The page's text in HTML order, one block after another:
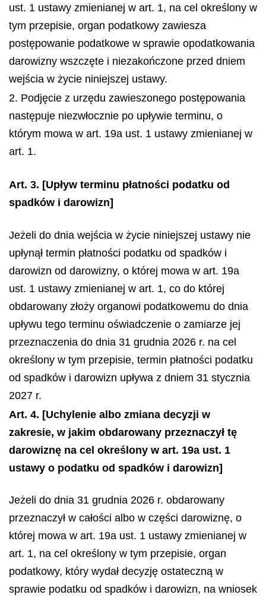
ust. 1 ustawy zmienianej w art. 1, na cel określony w
tym przepisie, organ podatkowy zawiesza
postępowanie podatkowe w sprawie opodatkowania
darowizny wszczęte i niezakończone przed dniem
wejścia w życie niniejszej ustawy.
2. Podjęcie z urzędu zawieszonego postępowania
następuje niezwłocznie po upływie terminu, o
którym mowa w art. 19a ust. 1 ustawy zmienianej w
art. 1.
Art. 3. [Upływ terminu płatności podatku od
spadków i darowizn]
Jeżeli do dnia wejścia w życie niniejszej ustawy nie
upłynął termin płatności podatku od spadków i
darowizn od darowizny, o której mowa w art. 19a
ust. 1 ustawy zmienianej w art. 1, co do której
obdarowany złoży organowi podatkowemu do dnia
upływu tego terminu oświadczenie o zamiarze jej
przeznaczenia do dnia 31 grudnia 2026 r. na cel
określony w tym przepisie, termin płatności podatku
od spadków i darowizn upływa z dniem 31 stycznia
2027 r.
Art. 4. [Uchylenie albo zmiana decyzji w
zakresie, w jakim obdarowany przeznaczył tę
darowiznę na cel określony w art. 19a ust. 1
ustawy o podatku od spadków i darowizn]
Jeżeli do dnia 31 grudnia 2026 r. obdarowany
przeznaczył w całości albo w części darowiznę, o
której mowa w art. 19a ust. 1 ustawy zmienianej w
art. 1, na cel określony w tym przepisie, organ
podatkowy, który wydał decyzję ostateczną w
sprawie podatku od spadków i darowizn, na wniosek